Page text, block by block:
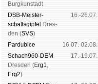
Burg­kun­stadt
DSB-Meister­
schafts­gipfel
Dres­
den (SVS)
16.-26.07.
Pardu­bice
16.07.-02.08.
Schach960-DEM
Dres­den (Erg1,
Erg2)
17.-19.07.